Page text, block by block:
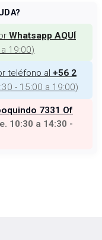
Whatsapp AQUÍ
19:00)
teléfono al +56 2
- 15:00 a 19:00)
7331 Of
10:30 a 14:30 -